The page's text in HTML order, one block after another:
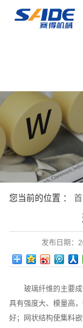
您当前的位置 ：
发布日期：
玻璃纤维的主要
具有强度大、模量高
好；网状结构使集料